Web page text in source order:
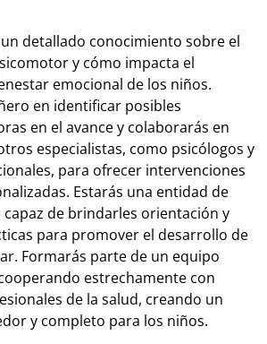
detallado conocimiento sobre el
y cómo impacta el
emocional de los niños.
en identificar posibles
en el avance y colaborarás en
especialistas, como psicólogos y
para ofrecer intervenciones
Estarás una entidad de
capaz de brindarles orientación y
para promover el desarrollo de
Formarás parte de un equipo
estrechamente con
de la salud, creando un
y completo para los niños.